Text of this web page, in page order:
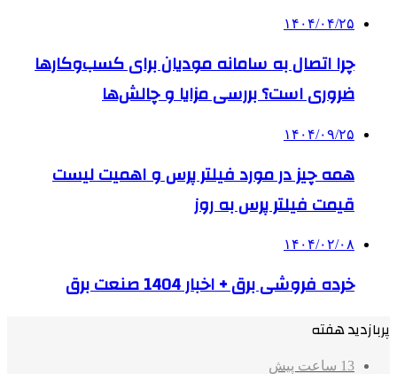
۱۴۰۴/۰۴/۲۵
چرا اتصال به سامانه مودیان برای کسب‌وکارها
ضروری است؟ بررسی مزایا و چالش‌ها
۱۴۰۴/۰۹/۲۵
همه چیز در مورد فیلتر پرس و اهمیت لیست
قیمت فیلتر پرس به روز
۱۴۰۴/۰۲/۰۸
خرده فروشی برق + اخبار 1404 صنعت برق
پربازدید هفته
13 ساعت پیش